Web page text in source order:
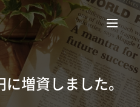
増資しました。